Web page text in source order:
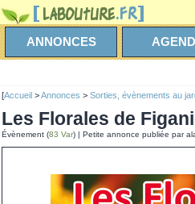
ANNONCES
[Accueil >Annonces > Sorties, évènements au
Les Florales de
Évènement (83 Var) | Petite annonce publiée par